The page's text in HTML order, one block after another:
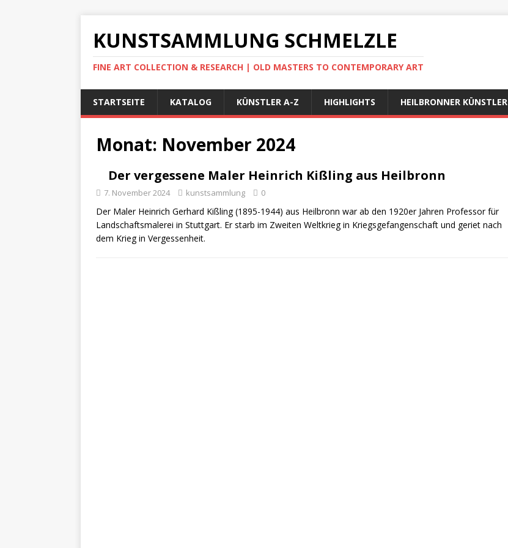
KUNSTSAMMLUNG SCHMELZLE
FINE ART COLLECTION & RESEARCH | OLD MASTERS TO CONTEMPORARY ART
STARTSEITE KATALOG KÜNSTLER A-Z HIGHLIGHTS HEILBRONNER KÜNSTLER
Monat: November 2024
Der vergessene Maler Heinrich Kißling aus Heilbronn
7. November 2024 kunstsammlung 0
Der Maler Heinrich Gerhard Kißling (1895-1944) aus Heilbronn war ab den 1920er Jahren Professor für
Landschaftsmalerei in Stuttgart. Er starb im Zweiten Weltkrieg in Kriegsgefangenschaft und geriet nach
dem Krieg in Vergessenheit.